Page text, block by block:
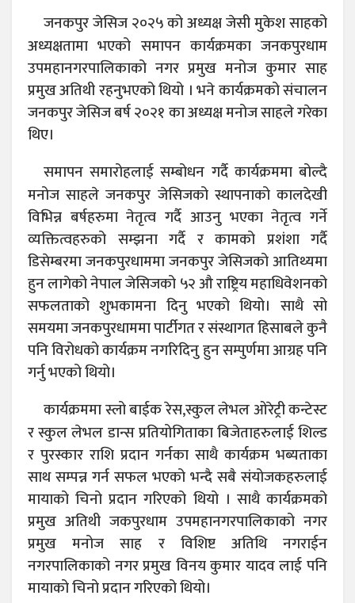
जनकपुर जेसिज २०२५ को अध्यक्ष जेसी मुकेश साहको
अध्यक्षतामा भएको समापन कार्यक्रमका जनकपुरधाम
उपमहानगरपालिकाको नगर प्रमुख मनोज कुमार साह
प्रमुख अतिथी रहनुभएको थियो । भने कार्यक्रमको संचालन
जनकपुर जेसिज बर्ष २०२१ का अध्यक्ष मनोज साहले गरेका
थिए।
समापन समारोहलाई सम्बोधन गर्दै कार्यक्रममा बोल्दै
मनोज साहले जनकपुर जेसिजको स्थापनाको कालदेखी
विभिन्न बर्षहरुमा नेतृत्व गर्दै आउनु भएका नेतृत्व गर्ने
व्यक्तित्वहरुको सम्झना गर्दै र कामको प्रशंशा गर्दै
डिसेम्बरमा जनकपुरधाममा जनकपुर जेसिजको आतिथ्यमा
हुन लागेको नेपाल जेसिजको ५२ औ राष्ट्रिय महाधिवेशनको
सफलताको शुभकामना दिनु भएको थियो। साथै सो
समयमा जनकपुरधाममा पार्टीगत र संस्थागत हिसाबले कुनै
पनि विरोधको कार्यक्रम नगरिदिनु हुन सम्पुर्णमा आग्रह पनि
गर्नु भएको थियो।
कार्यक्रममा स्लो बाईक रेस,स्कुल लेभल ओरेट्री कन्टेस्ट
र स्कुल लेभल डान्स प्रतियोगिताका बिजेताहरुलाई शिल्ड
र पुरस्कार राशि प्रदान गर्नका साथै कार्यक्रम भब्यताका
साथ सम्पन्न गर्न सफल भएको भन्दै सबै संयोजकहरुलाई
मायाको चिनो प्रदान गरिएको थियो । साथै कार्यक्रमको
प्रमुख अतिथी जकपुरधाम उपमहानगरपालिकाको नगर
प्रमुख मनोज साह र विशिष्ट अतिथि नगराईन
नगरपालिकाको नगर प्रमुख विनय कुमार यादव लाई पनि
मायाको चिनो प्रदान गरिएको थियो।